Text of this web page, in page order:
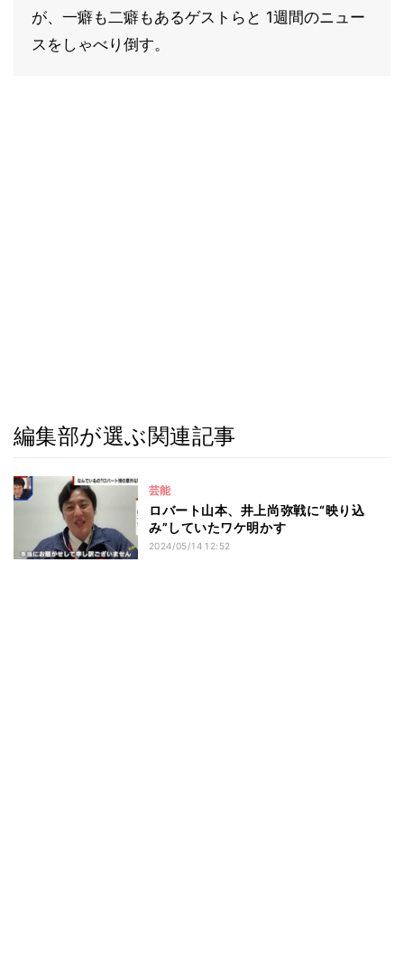
が、一癖も二癖もあるゲストらと 1週間のニュー
スをしゃべり倒す。
編集部が選ぶ関連記事
芸能
ロバート山本、井上尚弥戦に“映り込
み”していたワケ明かす
2024/05/14 12:52